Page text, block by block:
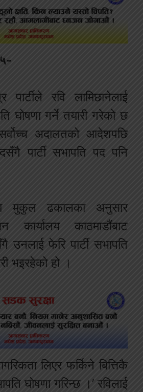
पार्टीले रवि लामिछानेलाई
घोषणा गर्ने तयारी गरेको छ
अदालतको आदेशपछि
पार्टी सभापति पद पनि
मुकुल ढकालका अनुसार
कार्यालय काठमाडौंबाट
उनलाई फेरि पार्टी सभापति
भइरहेको हो ।
लिएर फर्किने बित्तिकै
घोषणा गरिन्छ ।’ रविलाई